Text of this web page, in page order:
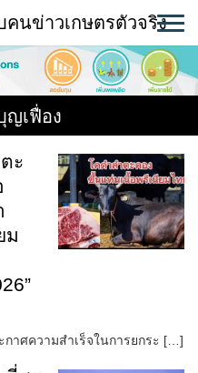
นข่าวเกษตรตัวจริง
ญเฟื่อง
ะ
ม
ศความสำเร็จในการยกระ […]